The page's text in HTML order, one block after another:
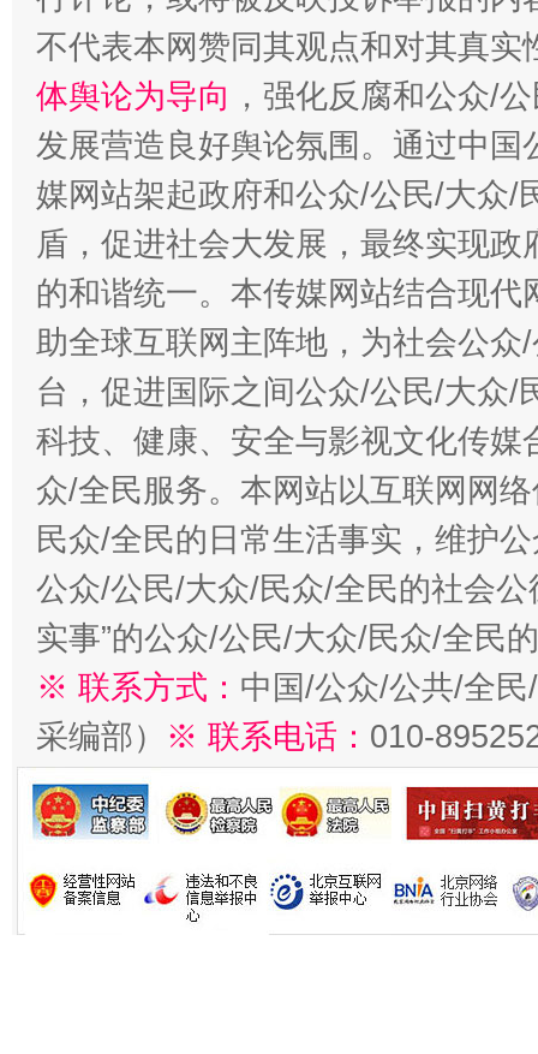
招工难、用工荒背后
不代表本网赞同其观点和对其真实
体舆论为导向 ，强化反腐和公众/
发展营造良好舆论氛围。通过中
媒网站架起政府和公众/公民/大众/
盾，促进社会大发展，最终实现
的和谐统一。本传媒网站结合现
助全球互联网主阵地，为社会公
台，促进国际之间公众/公民/大众/
科技、健康、安全与影视文化传
众/全民服务。本网站以互联网网
民众/全民的日常生活事实，维护
公众/公民/大众/民众/全民的社会公
实事”的公众/公民/大众/民众/全民
※ 联系方式： 中国/公众/公共/全
采编部） ※ 联系电话： 010-